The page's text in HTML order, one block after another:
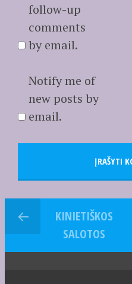
follow-up
comments
by email.
Notify me of
new posts by
email.
KINIETIŠKOS
SALOTOS